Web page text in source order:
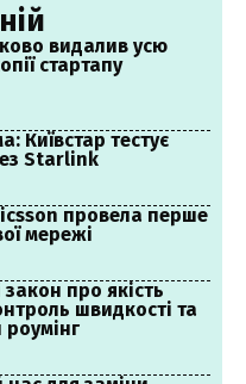
видалив усю
стартапу
Київстар тестує
Starlink
провела перше
мережі
про якість
швидкості та